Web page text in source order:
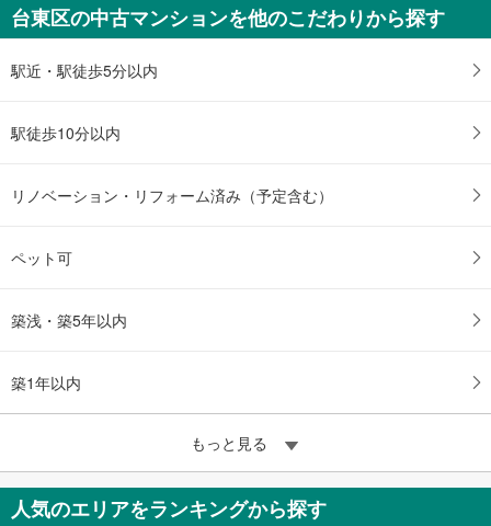
台東区の中古マンションを他のこだわりから探す
駅近・駅徒歩5分以内
駅徒歩10分以内
リノベーション・リフォーム済み（予定含む）
ペット可
築浅・築5年以内
築1年以内
もっと見る
人気のエリアをランキングから探す